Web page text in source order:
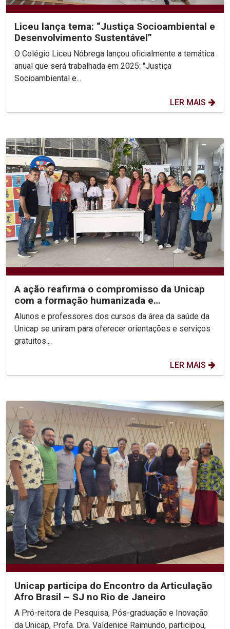
Liceu lança tema: “Justiça Socioambiental e
Desenvolvimento Sustentável”
O Colégio Liceu Nóbrega lançou oficialmente a temática
anual que será trabalhada em 2025: "Justiça
Socioambiental e...
LER MAIS
A ação reafirma o compromisso da Unicap
com a formação humanizada e
transformadora dos futuros...
Alunos e professores dos cursos da área da saúde da
Unicap se uniram para oferecer orientações e serviços
gratuitos...
LER MAIS
Unicap participa do Encontro da Articulação
Afro Brasil – SJ no Rio de Janeiro
A Pró-reitora de Pesquisa, Pós-graduação e Inovação
da Unicap, Profa. Dra. Valdenice Raimundo, participou,